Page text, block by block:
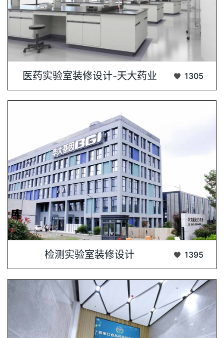
医药实验室装修设计-天大药业 1305
检测实验室装修设计 1395